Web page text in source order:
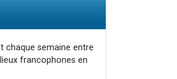
chaque semaine entre
francophones en